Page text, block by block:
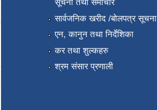
सूचना तथा समाचार
सार्वजनिक खरीद /बोलपत्र सूचना
एन, कानुन तथा निर्देशिका
कर तथा शुल्कहरु
श्रम संसार प्रणाली